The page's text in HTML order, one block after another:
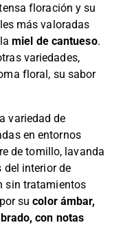
floración y su
más valoradas
lamiel de cantueso.
variedades,
floral, su sabor
variedad de
en entornos
de tomillo, lavanda
del interior de
sin tratamientos
sucolor ámbar,
con notas